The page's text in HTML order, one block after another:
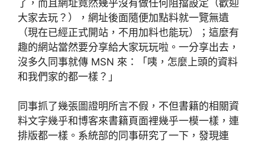
了，而且網址竟然幾乎沒有做任何阻擋設定（歡迎
大家去玩？），網址後面隨便加點料就一覽無遺
（現在已經正式開站，不用加料也能玩）；這麼有
趣的網站當然要分享給大家玩玩啦。一分享出去，
沒多久同事就傳 MSN 來：「咦，怎麼上頭的資料
和我們家的都一樣？」
同事抓了幾張圖證明所言不假，不但書籍的相關資
料文字幾乎和博客來書籍頁面裡幾乎一模一樣，連
排版都一樣。系統部的同事研究了一下，發現連